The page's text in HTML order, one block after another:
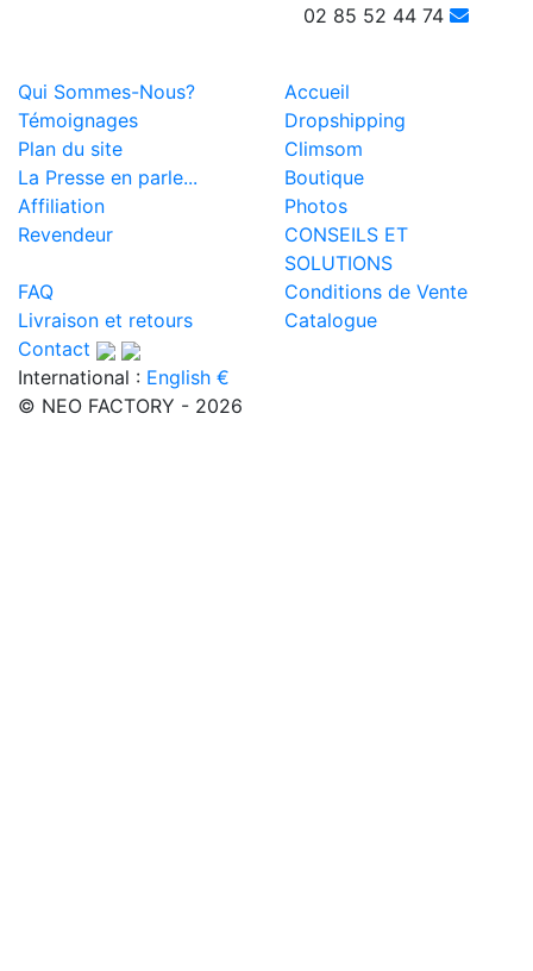
02 85 52 44 74
Qui Sommes-Nous?
Accueil
Témoignages
Dropshipping
Plan du site
Climsom
La Presse en parle...
Boutique
Affiliation
Photos
Revendeur
CONSEILS ET
SOLUTIONS
FAQ
Conditions de Vente
Livraison et retours
Catalogue
Contact
International : English €
© NEO FACTORY - 2026